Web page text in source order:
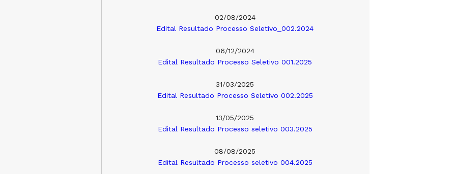
02/08/2024
Edital Resultado Processo Seletivo_002.2024
06/12/2024
Edital Resultado Processo Seletivo 001.2025
31/03/2025
Edital Resultado Processo Seletivo 002.2025
13/05/2025
Edital Resultado Processo seletivo 003.2025
08/08/2025
Edital Resultado Processo seletivo 004.2025